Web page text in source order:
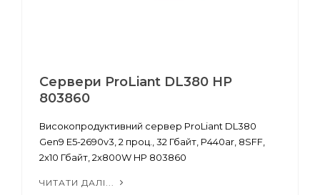
Сервери ProLiant DL380 HP
803860
Високопродуктивний сервер ProLiant DL380
Gen9 E5-2690v3, 2 проц., 32 Гбайт, P440ar, 8SFF,
2x10 Гбайт, 2x800W HP 803860
ЧИТАТИ ДАЛІ...